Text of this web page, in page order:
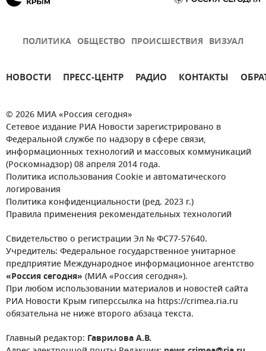
ПОЛИТИКА ОБЩЕСТВО ПРОИСШЕСТВИЯ ВИЗУАЛ
НОВОСТИ ПРЕСС-ЦЕНТР РАДИО КОНТАКТЫ
© 2026 МИА «Россия сегодня»
Сетевое издание РИА Новости зарегистрировано в
Федеральной службе по надзору в сфере связи,
информационных технологий и массовых коммуникаций
(Роскомнадзор) 08 апреля 2014 года.
Политика использования Cookie и автоматического
логирования
Политика конфиденциальности (ред. 2023 г.)
Правила применения рекомендательных технологий
Свидетельство о регистрации Эл № ФС77-57640.
Учредитель: Федеральное государственное унитарное
предприятие Международное информационное агентство
«Россия сегодня» (МИА «Россия сегодня»).
При любом использовании материалов и новостей сайта
РИА Новости Крым гиперссылка на https://crimea.ria.ru
обязательна не ниже второго абзаца текста.
Главный редактор: Гаврилова А.В.